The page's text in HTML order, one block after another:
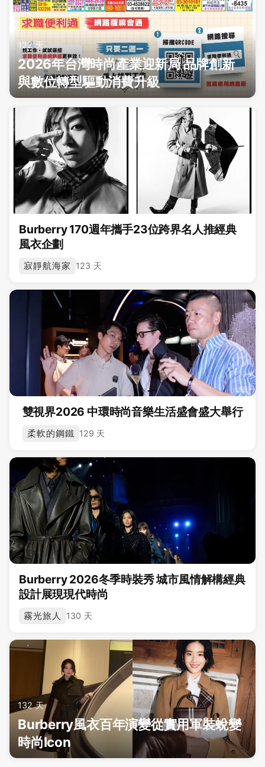
122 天
2026年台灣時尚產業迎新局 品牌創新
與數位轉型驅動消費升級
Burberry 170週年攜手23位跨界名人推經典
風衣企劃
寂靜航海家 123 天
雙視界2026 中環時尚音樂生活盛會盛大舉行
柔軟的鋼鐵 129 天
Burberry 2026冬季時裝秀 城市風情解構經典
設計展現現代時尚
霧光旅人 130 天
132 天
Burberry風衣百年演變從實用軍裝蛻變
時尚Icon